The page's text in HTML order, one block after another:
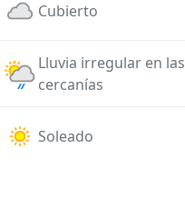
Cubierto
Lluvia irregular en las
cercanías
Soleado